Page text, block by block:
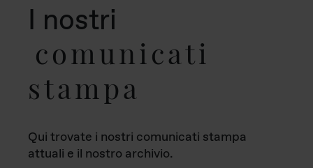
I nostri
comunicati
stampa
Qui trovate i nostri comunicati stampa
attuali e il nostro archivio.